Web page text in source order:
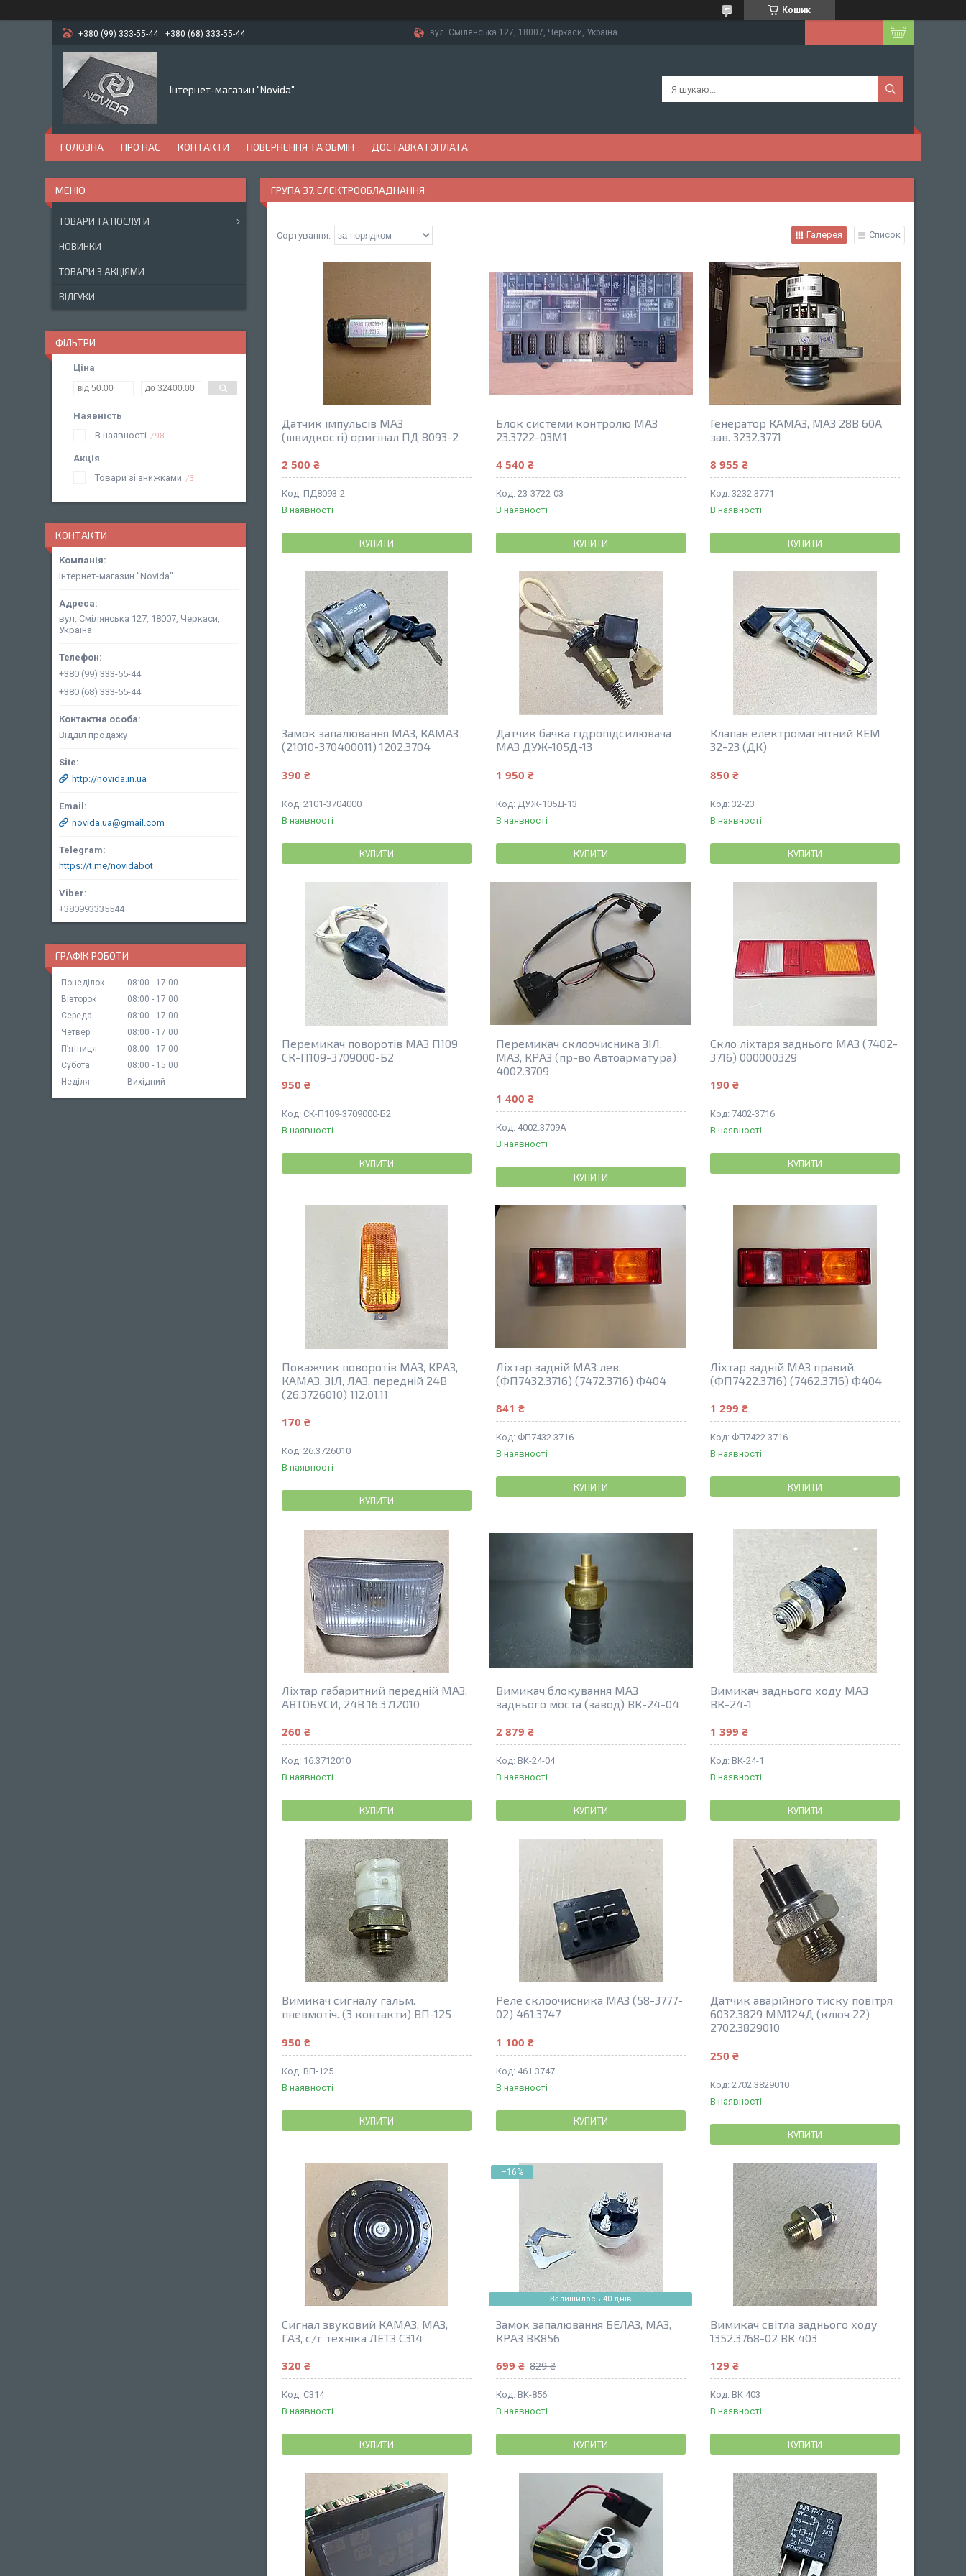
Кошик
+380 (99) 333-55-44 +380 (68) 333-55-44 вул. Смілянська 127, 18007, Черкаси, Україна
Інтернет-магазин "Novida"
ГОЛОВНА ПРО НАС КОНТАКТИ ПОВЕРНЕННЯ ТА ОБМІН ДОСТАВКА І ОПЛАТА
ГРУПА 37. ЕЛЕКТРООБЛАДНАННЯ
Галерея Список
Датчик імпульсів МАЗ
(швидкості) оригінал ПД 8093-2
2 500 ₴
ПД8093-2
В наявності
КУПИТИ
Блок системи контролю МАЗ
23.3722-03М1
4 540 ₴
23-3722-03
В наявності
КУПИТИ
Генератор КАМАЗ, МАЗ 28В 60А
зав. 3232.3771
8 955 ₴
3232.3771
В наявності
КУПИТИ
Замок запалювання МАЗ, КАМАЗ
(21010-370400011) 1202.3704
390 ₴
2101-3704000
В наявності
КУПИТИ
Датчик бачка гідропідсилювача
МАЗ ДУЖ-105Д-13
1 950 ₴
ДУЖ-105Д-13
В наявності
КУПИТИ
Клапан електромагнітний КЕМ
32-23 (ДК)
850 ₴
32-23
В наявності
КУПИТИ
Перемикач поворотів МАЗ П109
СК-П109-3709000-Б2
950 ₴
СК-П109-3709000-Б2
В наявності
КУПИТИ
Перемикач склоочисника ЗІЛ,
МАЗ, КРАЗ (пр-во Автоарматура)
4002.3709
1 400 ₴
4002.3709A
В наявності
КУПИТИ
Скло ліхтаря заднього МАЗ (7402-
3716) 000000329
190 ₴
7402-3716
В наявності
КУПИТИ
Покажчик поворотів МАЗ, КРАЗ,
КАМАЗ, ЗІЛ, ЛАЗ, передній 24В
(26.3726010) 112.01.11
170 ₴
26.3726010
В наявності
КУПИТИ
Ліхтар задній МАЗ лев.
(ФП7432.3716) (7472.3716) Ф404
841 ₴
ФП7432.3716
В наявності
КУПИТИ
Ліхтар задній МАЗ правий.
(ФП7422.3716) (7462.3716) Ф404
1 299 ₴
ФП7422.3716
В наявності
КУПИТИ
Ліхтар габаритний передній МАЗ,
АВТОБУСИ, 24В 16.3712010
260 ₴
16.3712010
В наявності
КУПИТИ
Вимикач блокування МАЗ
заднього моста (завод) ВК-24-04
2 879 ₴
BК-24-04
В наявності
КУПИТИ
Вимикач заднього ходу МАЗ
ВК-24-1
1 399 ₴
BК-24-1
В наявності
КУПИТИ
Вимикач сигналу гальм.
пневмотіч. (3 контакти) ВП-125
950 ₴
BП-125
В наявності
КУПИТИ
Реле склоочисника МАЗ (58-3777-
02) 461.3747
1 100 ₴
461.3747
В наявності
КУПИТИ
Датчик аварійного тиску повітря
6032.3829 ММ124Д (ключ 22)
2702.3829010
250 ₴
2702.3829010
В наявності
КУПИТИ
Сигнал звуковий КАМАЗ, МАЗ,
ГАЗ, с/г техніка ЛЕТЗ С314
320 ₴
C314
В наявності
КУПИТИ
–16%
Залишилось 40 днів
Замок запалювання БЕЛАЗ, МАЗ,
КРАЗ ВК856
699 ₴ 829 ₴
BК-856
В наявності
КУПИТИ
Вимикач світла заднього ходу
1352.3768-02 ВК 403
129 ₴
BК 403
В наявності
КУПИТИ
ТОВАРИ ТА ПОСЛУГИ
НОВИНКИ
ТОВАРИ З АКЦІЯМИ
ВІДГУКИ
ФІЛЬТРИ
Ціна
Наявність
В наявності
98
Акція
Товари зі знижками
3
КОНТАКТИ
Інтернет-магазин "Novida"
вул. Смілянська 127, 18007, Черкаси,
Україна
+380 (99) 333-55-44
+380 (68) 333-55-44
Відділ продажу
http://novida.in.ua
novida.ua@gmail.com
https://t.me/novidabot
+380993335544
ГРАФІК РОБОТИ
Понеділок 08:00
17:00
Вівторок
08:00
17:00
Середа
08:00
17:00
Четвер
08:00
17:00
Пʼятниця
08:00
17:00
Субота
08:00
15:00
Неділя
Вихідний